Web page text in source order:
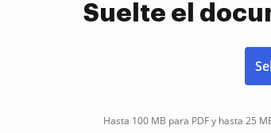
Suelte el
Hasta 100 MB para PDF y hasta 25 MB